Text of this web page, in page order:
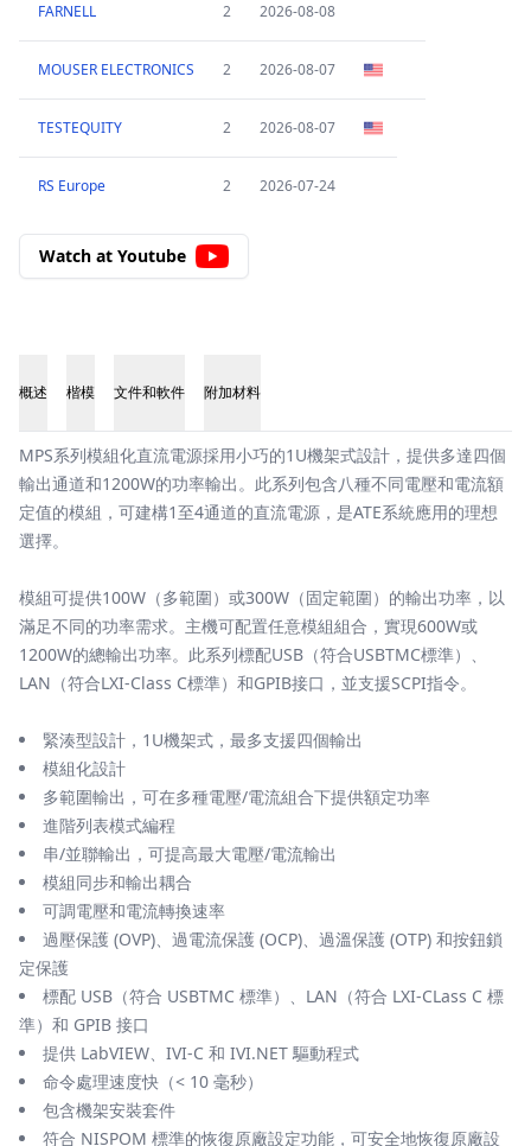
FARNELL 2 2026-08-08
MOUSER ELECTRONICS 2 2026-08-07
TESTEQUITY 2 2026-08-07
RS Europe 2 2026-07-24
Watch at Youtube
概述 楷模 文件和軟件 附加材料
概述
MPS系列模組化直流電源採用小巧的1U機架式設計，提供多達四個
輸出通道和1200W的功率輸出。此系列包含八種不同電壓和電流額
定值的模組，可建構1至4通道的直流電源，是ATE系統應用的理想
選擇。
模組可提供100W（多範圍）或300W（固定範圍）的輸出功率，以
滿足不同的功率需求。主機可配置任意模組組合，實現600W或
1200W的總輸出功率。此系列標配USB（符合USBTMC標準）、
LAN（符合LXI-Class C標準）和GPIB接口，並支援SCPI指令。
緊湊型設計，1U機架式，最多支援四個輸出
模組化設計
多範圍輸出，可在多種電壓/電流組合下提供額定功率
進階列表模式編程
串/並聯輸出，可提高最大電壓/電流輸出
模組同步和輸出耦合
可調電壓和電流轉換速率
過壓保護 (OVP)、過電流保護 (OCP)、過溫保護 (OTP) 和按鈕鎖
定保護
標配 USB（符合 USBTMC 標準）、LAN（符合 LXI-CLass C 標
準）和 GPIB 接口
提供 LabVIEW、IVI-C 和 IVI.NET 驅動程式
命令處理速度快（< 10 毫秒）
包含機架安裝套件
符合 NISPOM 標準的恢復原廠設定功能，可安全地恢復原廠設